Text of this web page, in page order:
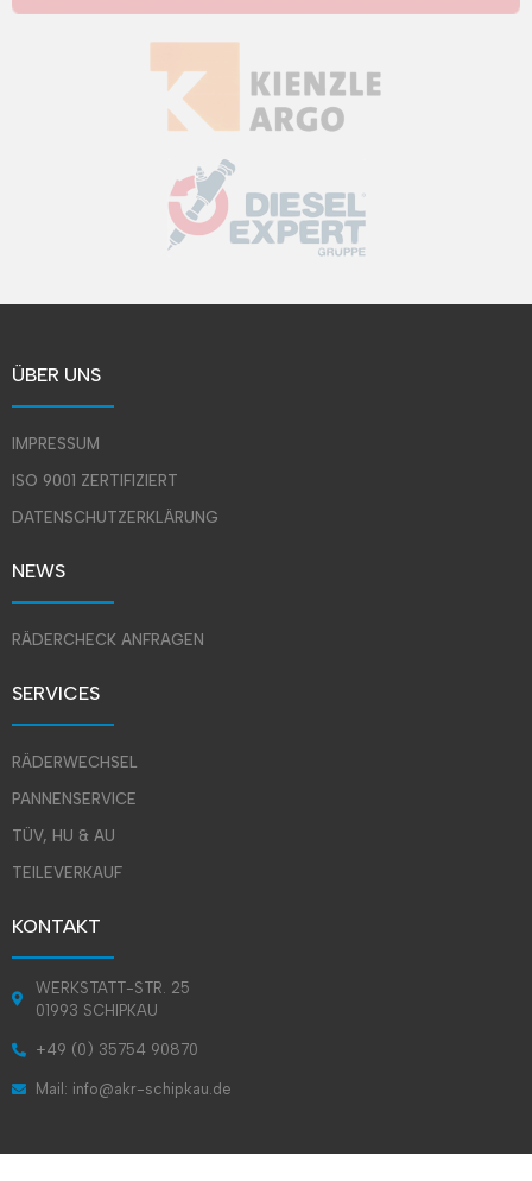
ÜBER UNS
IMPRESSUM
ISO 9001 ZERTIFIZIERT
DATENSCHUTZERKLÄRUNG
NEWS
RÄDERCHECK ANFRAGEN
SERVICES
RÄDERWECHSEL
PANNENSERVICE
TÜV, HU & AU
TEILEVERKAUF
KONTAKT
WERKSTATT-STR. 25
01993 SCHIPKAU
+49 (0) 35754 90870
Mail: info@akr-schipkau.de